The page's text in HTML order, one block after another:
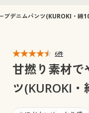
具通販すべて
ブリック
美容・健康通販すべ
制
ジュ
ブデニムパンツ(KUROKI・綿
6件
甘撚り素材で
ツ(KUROKI